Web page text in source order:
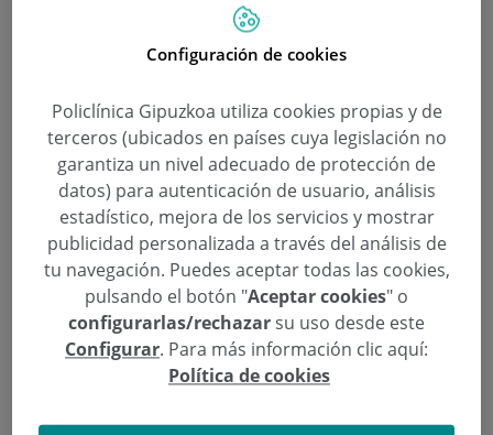
preeclampsia antes de que
aparezcan síntomas”
Categoría:Ginecología y Obstetricia
26 de Diciembre de 2025
, Santiago Novoa , Servicio de Ginecología y Obstreticia
La preeclampsia es una de las principales
complicaciones del embarazo y afecta a entre el
1 y el 5% de las gestaciones.
Continuar leyendo
Configuración de cookies
Policlínica Gipuzkoa utiliza cookies propias y de
terceros (ubicados en países cuya legislación no
garantiza un nivel adecuado de protección de
datos) para autenticación de usuario, análisis
estadístico, mejora de los servicios y mostrar
publicidad personalizada a través del análisis de
tu navegación. Puedes aceptar todas las cookies,
pulsando el botón "Aceptar cookies" o
configurarlas/rechazarsu uso desde este
Configurar. Para más información clic aquí:
Política de cookies